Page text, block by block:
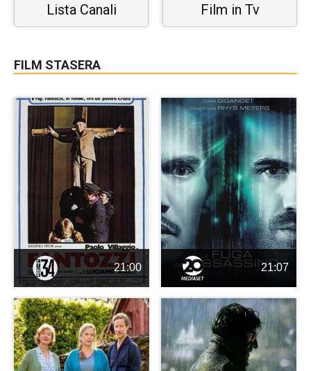
Lista Canali Film in Tv
FILM STASERA
21:00 21:07